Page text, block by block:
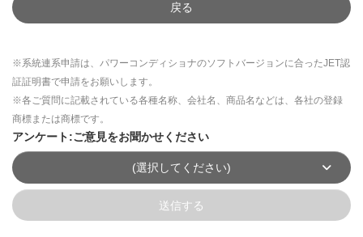
戻る
※系統連系申請は、パワーコンディショナのソフトバージョンに合ったJET認
証証明書で申請をお願いします。
※各ご質問に記載されている各種名称、会社名、商品名などは、各社の登録
商標または商標です。
アンケート:ご意見をお聞かせください
(選択してください)
送信する